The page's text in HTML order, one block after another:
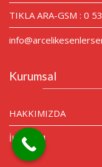
TIKLA ARA-GSM : 0
Kurumsal
HAKKIMIZDA
İLETİŞİM